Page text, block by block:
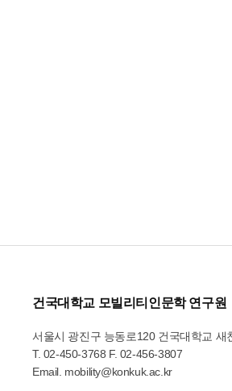
건국대학교 모빌리티인문학 연구원
서울시 광진구 능동로120 건국대학교 새
T. 02-450-3768 F. 02-456-3807
Email. mobility@konkuk.ac.kr